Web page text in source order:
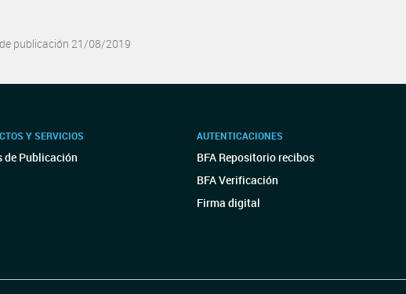
publicación 21/08/2019
Y SERVICIOS
de Publicación
AUTENTICACIONES
BFA Repositorio recibos
BFA Verificación
Firma digital